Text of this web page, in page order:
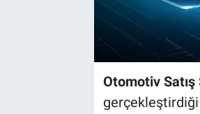
Otomotiv Satış
gerçekleştirdiği